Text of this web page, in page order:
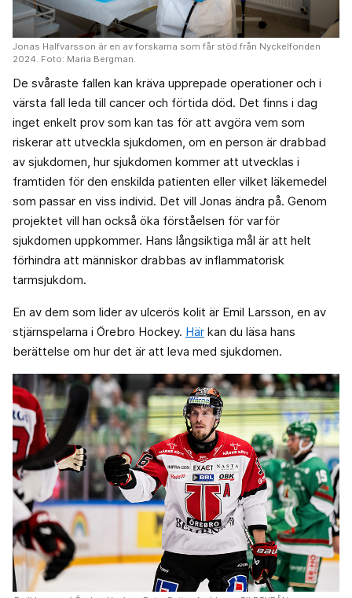
Jonas Halfvarsson är en av forskarna som får stöd från Nyckelfonden
2024. Foto: Maria Bergman.
De svåraste fallen kan kräva upprepade operationer och i
värsta fall leda till cancer och förtida död. Det finns i dag
inget enkelt prov som kan tas för att avgöra vem som
riskerar att utveckla sjukdomen, om en person är drabbad
av sjukdomen, hur sjukdomen kommer att utvecklas i
framtiden för den enskilda patienten eller vilket läkemedel
som passar en viss individ. Det vill Jonas ändra på. Genom
projektet vill han också öka förståelsen för varför
sjukdomen uppkommer. Hans långsiktiga mål är att helt
förhindra att människor drabbas av inflammatorisk
tarmsjukdom.
En av dem som lider av ulcerös kolit är Emil Larsson, en av
stjärnspelarna i Örebro Hockey. Här kan du läsa hans
berättelse om hur det är att leva med sjukdomen.